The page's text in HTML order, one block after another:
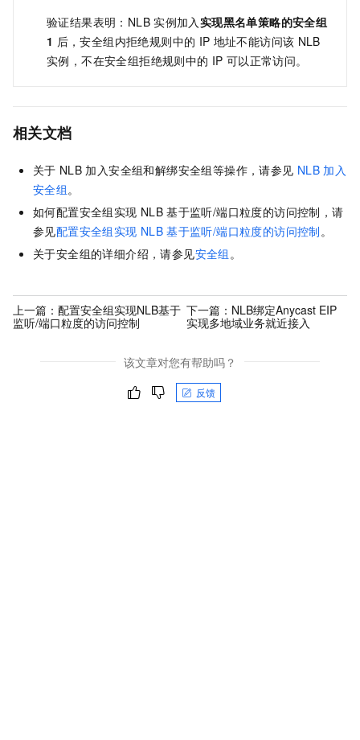
验证结果表明： NLB 实例加入 实现黑名单策略的安全组
1 后，安全组内拒绝规则中的 IP 地址不能访问该 NLB
实例，不在安全组拒绝规则中的 IP 可以正常访问。
相关文档
关于 NLB 加入安全组和解绑安全组等操作，请参见 NLB 加入
安全组 。
如何配置安全组实现 NLB 基于监听/端口粒度的访问控制，请
参见配置安全组实现 NLB 基于监听/端口粒度的访问控制 。
关于安全组的详细介绍，请参见安全组 。
上一篇： 配置安全组实现NLB基于
监听/端口粒度的访问控制
下一篇： NLB绑定Anycast EIP
实现多地域业务就近接入
该文章对您有帮助吗？
反馈